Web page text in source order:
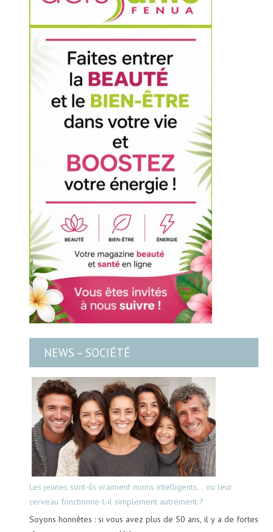
NEWS – SOCIÉTÉ
Les jeunes sont-ils vraiment moins intelligents… ou leur
cerveau fonctionne-t-il simplement autrement ?
Soyons honnêtes : si vous avez plus de 50 ans, il y a de fortes